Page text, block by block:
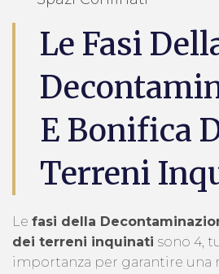
Le Fasi
E Bonifica
Terreni
Le fasi della
dei terreni inquinati sono 4,
importanza per garantire una